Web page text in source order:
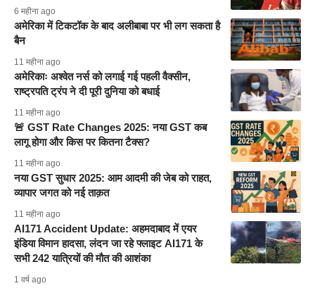
6 महीना ago
अमेरिका में टिकटॉक के बाद अलीबाबा पर भी लग सकता है
बैन
11 महीना ago
अमेरिकाः अश्वेत नर्स को लगाई गई पहली वैक्सीन,
राष्ट्रपति ट्रंप ने दी पूरी दुनिया को बधाई
11 महीना ago
🚨 GST Rate Changes 2025: नया GST कब
लागू होगा और किस पर कितना टैक्स?
11 महीना ago
नया GST सुधार 2025: आम आदमी की जेब को राहत,
व्यापार जगत को नई ताक़त
11 महीना ago
AI171 Accident Update: अहमदाबाद में एयर
इंडिया विमान हादसा, लंदन जा रहे फ्लाइट AI171 के
सभी 242 यात्रियों की मौत की आशंका
1 वर्ष ago